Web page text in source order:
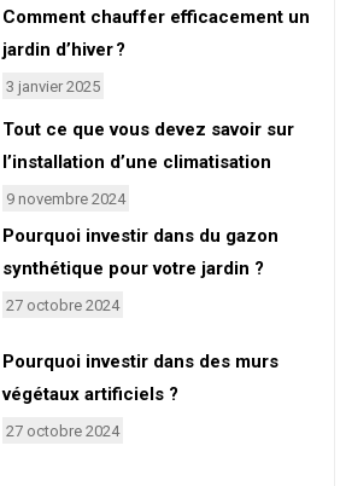
Comment chauffer efficacement un
jardin d’hiver ?
3 janvier 2025
Tout ce que vous devez savoir sur
l’installation d’une climatisation
9 novembre 2024
Pourquoi investir dans du gazon
synthétique pour votre jardin ?
27 octobre 2024
Pourquoi investir dans des murs
végétaux artificiels ?
27 octobre 2024